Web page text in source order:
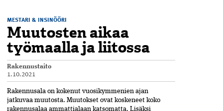
MESTARI & INSINÖÖRI
Muutosten aikaa
työmaalla ja liitossa
Rakennustaito
1.10.2021
Rakennusala on kokenut vuosikymmenien ajan
jatkuvaa muutosta. Muutokset ovat koskeneet koko
rakennusalaa ammattialaan katsomatta. Lisäksi